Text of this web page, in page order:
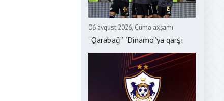
06 avqust 2026, Cümə axşamı
“Qarabağ” “Dinamo”ya qarşı